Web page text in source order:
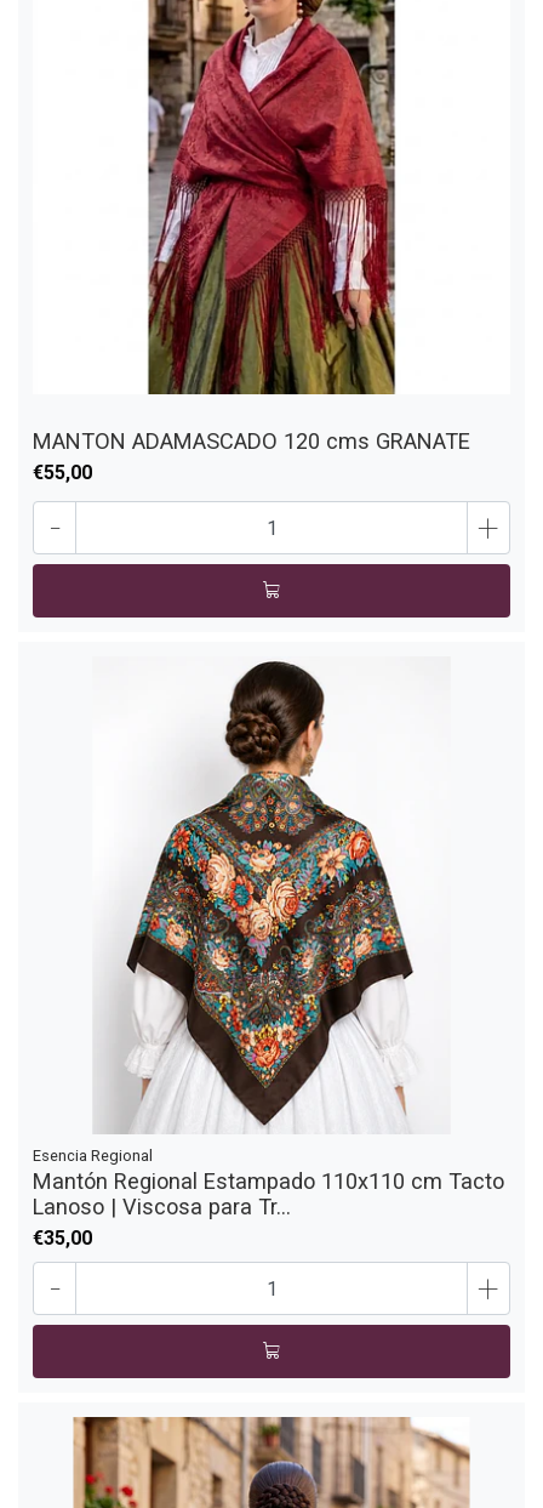
MANTON ADAMASCADO 120 cms GRANATE
€55,00
- +
Esencia Regional
Mantón Regional Estampado 110x110 cm Tacto
Lanoso | Viscosa para Tr...
€35,00
- +